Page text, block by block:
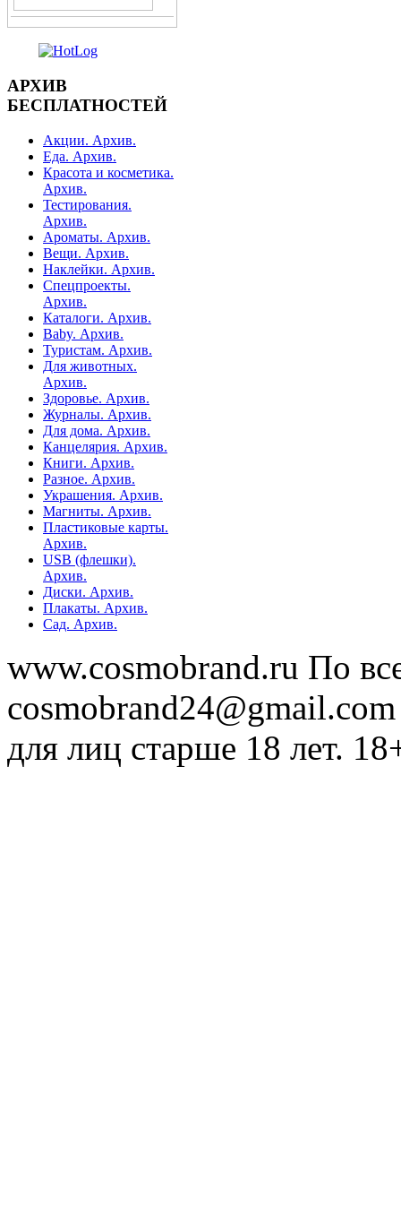
АРХИВ
БЕСПЛАТНОСТЕЙ
Акции. Архив.
Еда. Архив.
Красота и косметика.
Архив.
Тестирования.
Архив.
Ароматы. Архив.
Вещи. Архив.
Наклейки. Архив.
Спецпроекты.
Архив.
Каталоги. Архив.
Baby. Архив.
Туристам. Архив.
Для животных.
Архив.
Здоровье. Архив.
Журналы. Архив.
Для дома. Архив.
Канцелярия. Архив.
Книги. Архив.
Разное. Архив.
Украшения. Архив.
Магниты. Архив.
Пластиковые карты.
Архив.
USB (флешки).
Архив.
Диски. Архив.
Плакаты. Архив.
Сад. Архив.
www.cosmobrand.ru По
для лиц старше 18 лет.